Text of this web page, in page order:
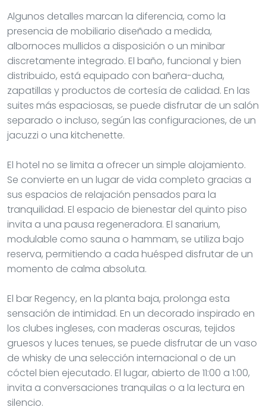
Algunos detalles marcan la diferencia, como la
presencia de mobiliario diseñado a medida,
albornoces mullidos a disposición o un minibar
discretamente integrado. El baño, funcional y bien
distribuido, está equipado con bañera-ducha,
zapatillas y productos de cortesía de calidad. En las
suites más espaciosas, se puede disfrutar de un salón
separado o incluso, según las configuraciones, de un
jacuzzi o una kitchenette.
El hotel no se limita a ofrecer un simple alojamiento.
Se convierte en un lugar de vida completo gracias a
sus espacios de relajación pensados para la
tranquilidad. El espacio de bienestar del quinto piso
invita a una pausa regeneradora. El sanarium,
modulable como sauna o hammam, se utiliza bajo
reserva, permitiendo a cada huésped disfrutar de un
momento de calma absoluta.
El bar Regency, en la planta baja, prolonga esta
sensación de intimidad. En un decorado inspirado en
los clubes ingleses, con maderas oscuras, tejidos
gruesos y luces tenues, se puede disfrutar de un vaso
de whisky de una selección internacional o de un
cóctel bien ejecutado. El lugar, abierto de 11:00 a 1:00,
invita a conversaciones tranquilas o a la lectura en
silencio.